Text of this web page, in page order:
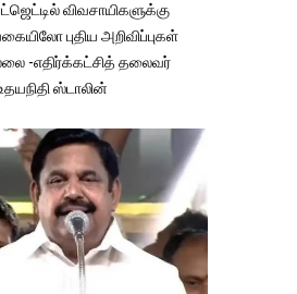
விவசாயிகளுக்கு
புதிய அறிவிப்புகள்
-எதிர்க்கட்சித் தலைவர்
ஸ்டாலின்